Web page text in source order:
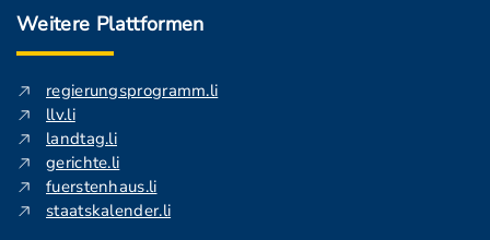
Weitere Plattformen
regierungsprogramm.li
llv.li
landtag.li
gerichte.li
fuerstenhaus.li
staatskalender.li